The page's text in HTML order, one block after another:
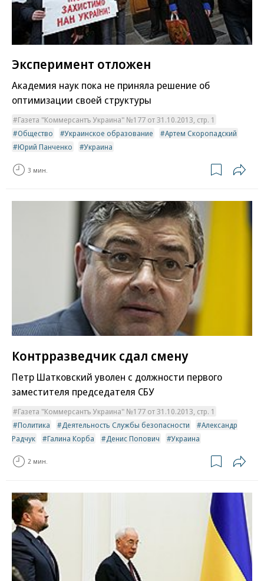
Эксперимент отложен
Академия наук пока не приняла решение об
оптимизации своей структуры
Газета "Коммерсантъ Украина" №177 от 31.10.2013, стр. 1
Общество
Украинское образование
Артем Скоропадский
Юрий Панченко
Украина
3 мин.
Контрразведчик сдал смену
Петр Шатковский уволен с должности первого
заместителя председателя СБУ
Газета "Коммерсантъ Украина" №177 от 31.10.2013, стр. 1
Политика
Деятельность Службы безопасности
Александр
Радчук
Галина Корба Денис Попович Украина
2 мин.